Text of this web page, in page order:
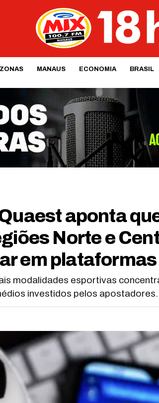
MANAUS ECONOMIA BRASIL
aponta
Norte e
em
modalidades esportivas
investidos pelos apostadores.